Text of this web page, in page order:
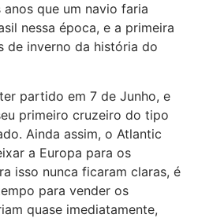
que um navio faria
nessa época, e a primeira
de inverno da história do
partido em 7 de Junho, e
primeiro cruzeiro do tipo
Ainda assim, o Atlantic
a Europa para os
isso nunca ficaram claras, é
para vender os
quase imediatamente,